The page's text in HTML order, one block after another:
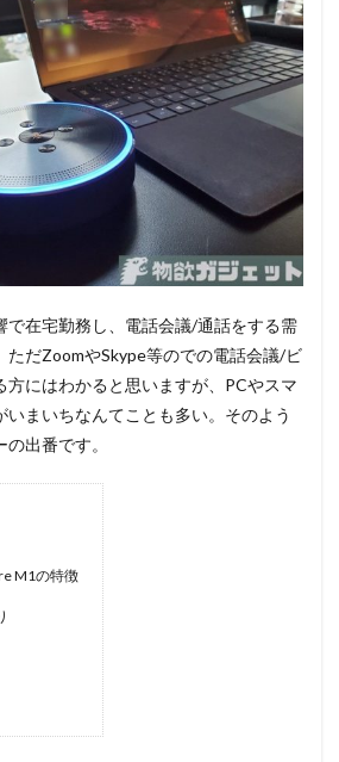
で在宅勤務し、電話会議/通話をする需
ただZoomやSkype等のでの電話会議/ビ
方にはわかると思いますが、PCやスマ
いまいちなんてことも多い。そのよう
出番です。
M1の特徴